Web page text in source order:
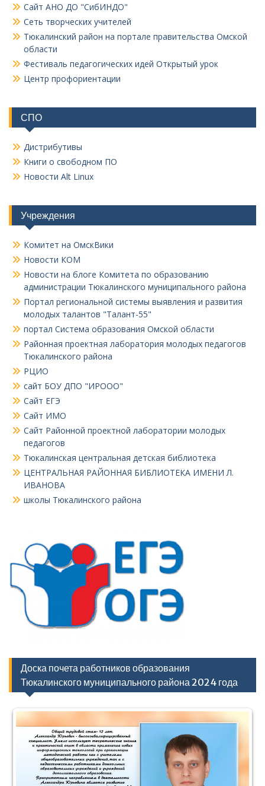
Сайт АНО ДО "СибИНДО"
Сеть творческих учителей
Тюкалинский район на портале правительства Омской
области
Фестиваль педагогических идей Открытый урок
Центр профориентации
СПО
Дистрибутивы
Книги о свободном ПО
Новости Alt Linux
Учреждения
Комитет на ОмскВики
Новости КОМ
Новости на блоге Комитета по образованию
администрации Тюкалинского муниципального района
Портал региональной системы выявления и развития
молодых талантов "Талант-55"
портал Система образования Омской области
Районная проектная лаборатория молодых педагогов
Тюкалинского района
РЦИО
сайт БОУ ДПО "ИРООО"
Сайт ЕГЭ
Сайт ИМО
Сайт Районной проектной лаборатории молодых
педагогов
Тюкалинская центральная детская библиотека
ЦЕНТРАЛЬНАЯ РАЙОННАЯ БИБЛИОТЕКА ИМЕНИ Л.
ИВАНОВА
школы Тюкалинского района
Доска почета работников образования
Тюкалинского муниципального района 2024 года